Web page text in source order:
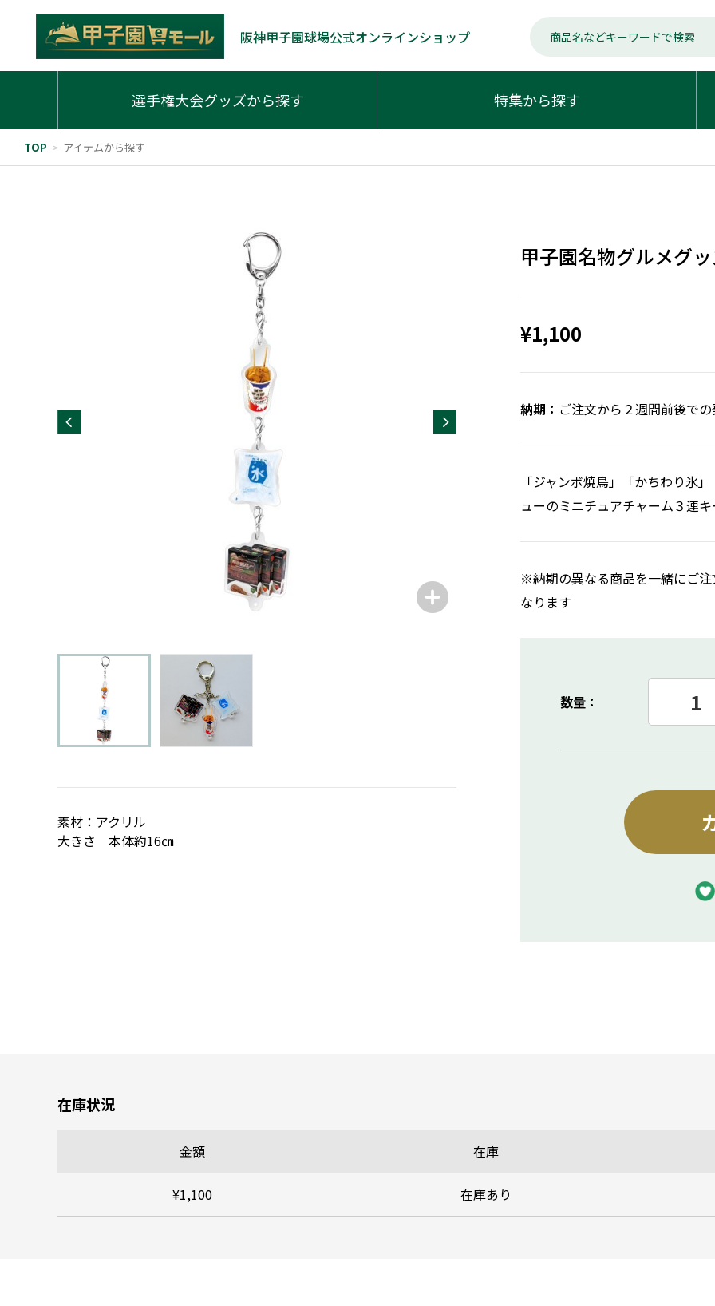
阪神甲子園球場公式オンラインショップ
選手権大会グッズから探す 特集から探す
TOP > アイテムから探す
素材：アクリル
大きさ 本体約16㎝
甲子園名物グルメグ
¥1,100
ご注文から２週間前後で
「ジャンボ焼鳥」「かちわり氷
ューのミニチュアチャーム３連キ
※納期の異なる商品を一緒にご
なります
数量：
在庫状況
金額 在庫
¥1,100 在庫あり